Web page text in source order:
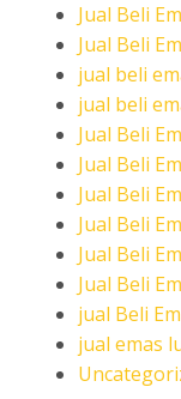
Jual Beli
Jual Beli
jual beli
jual beli
Jual Beli
Jual Beli
Jual Beli
Jual Beli
Jual Beli
Jual Beli
jual Beli
jual emas